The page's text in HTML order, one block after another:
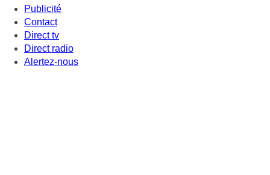
Publicité
Contact
Direct tv
Direct radio
Alertez-nous